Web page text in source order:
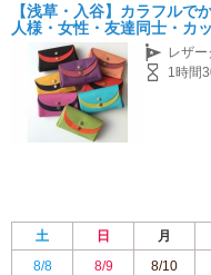
【浅草・入谷】カラフル
人様・女性・友達同士・カ
レザー
1時間
土 日 月
8/8
8/9 8/10